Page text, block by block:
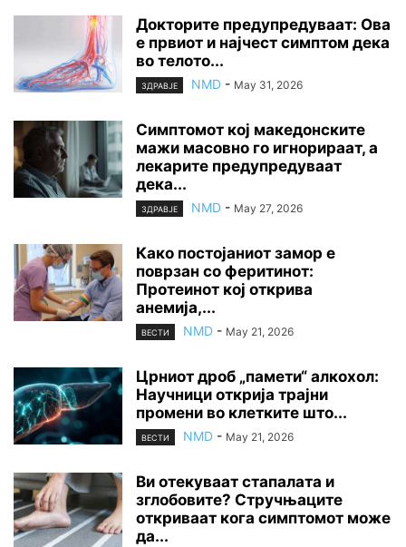
Докторите предупредуваат: Ова
е првиот и најчест симптом дека
во телото...
ЗДРАВЈЕ NMD - May 31, 2026
Симптомот кој македонските
мажи масовно го игнорираат, а
лекарите предупредуваат
дека...
ЗДРАВЈЕ NMD - May 27, 2026
Како постојаниот замор е
поврзан со феритинот:
Протеинот кој открива
анемија,...
ВЕСТИ NMD - May 21, 2026
Црниот дроб „памети“ алкохол:
Научници открија трајни
промени во клетките што...
ВЕСТИ NMD - May 21, 2026
Ви отекуваат стапалата и
зглобовите? Стручњаците
откриваат кога симптомот може
да...